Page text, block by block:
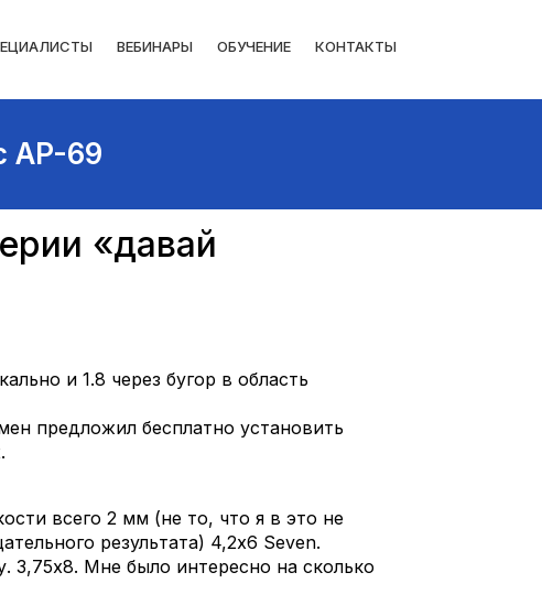
ВЕБИНАРЫ ОБУЧЕНИЕ КОНТАКТЫ
AP-69
«давай
и 1.8 через бугор в область
предложил бесплатно установить
всего 2 мм (не то, что я в это не
результата) 4,2х6 Seven.
3,75х8. Мне было интересно на сколько